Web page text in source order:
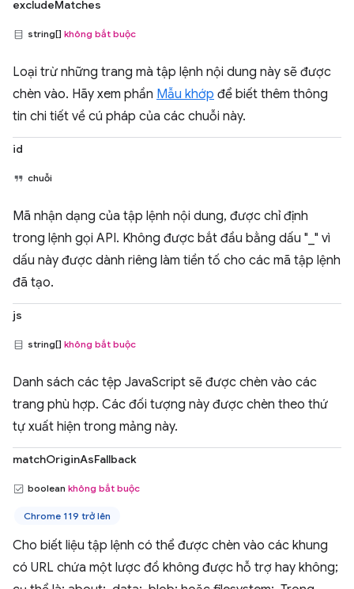
excludeMatches
string[] không bắt buộc
Loại trừ những trang mà tập lệnh nội dung này sẽ được
chèn vào. Hãy xem phần Mẫu khớp để biết thêm thông
tin chi tiết về cú pháp của các chuỗi này.
id
chuỗi
Mã nhận dạng của tập lệnh nội dung, được chỉ định
trong lệnh gọi API. Không được bắt đầu bằng dấu "_" vì
dấu này được dành riêng làm tiền tố cho các mã tập lệnh
đã tạo.
js
string[] không bắt buộc
Danh sách các tệp JavaScript sẽ được chèn vào các
trang phù hợp. Các đối tượng này được chèn theo thứ
tự xuất hiện trong mảng này.
matchOriginAsFallback
boolean không bắt buộc
Chrome 119 trở lên
Cho biết liệu tập lệnh có thể được chèn vào các khung
có URL chứa một lược đồ không được hỗ trợ hay không;